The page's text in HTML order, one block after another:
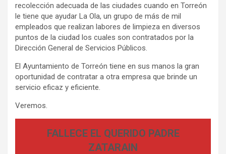
recolección adecuada de las ciudades cuando en Torreón
le tiene que ayudar La Ola, un grupo de más de mil
empleados que realizan labores de limpieza en diversos
puntos de la ciudad los cuales son contratados por la
Dirección General de Servicios Públicos.
El Ayuntamiento de Torreón tiene en sus manos la gran
oportunidad de contratar a otra empresa que brinde un
servicio eficaz y eficiente.
Veremos.
FALLECE EL QUERIDO PADRE
ZATARAIN